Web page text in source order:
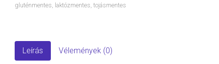
gluténmentes laktózmentes tojásmentes
Leírás Vélemények (0)